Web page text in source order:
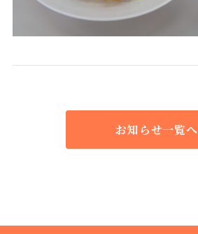
褥瘡予防対策管理部門
お知らせ一覧へ